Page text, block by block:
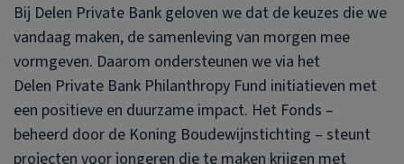
Bij Delen Private Bank geloven we dat de keuzes die we
vandaag maken, de samenleving van morgen mee
vormgeven. Daarom ondersteunen we via het
Delen Private Bank Philanthropy Fund initiatieven met
een positieve en duurzame impact. Het Fonds –
beheerd door de Koning Boudewijnstichting – steunt
projecten voor jongeren die te maken krijgen met